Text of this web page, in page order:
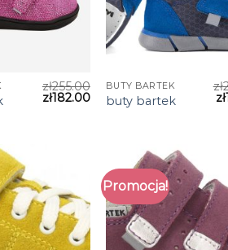
zł255.00
zł182.00
BUTY BARTEK
buty bartek
zł
zł
Promocja!